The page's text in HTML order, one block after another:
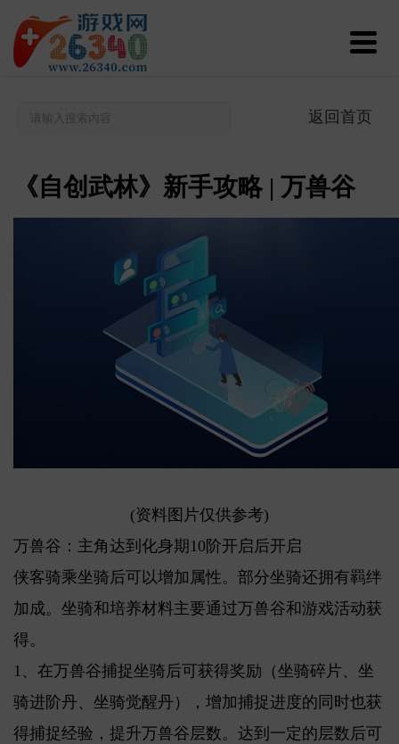
返回首页
《自创武林》新手攻略 | 万兽谷
(资料图片仅供参考)
万兽谷：主角达到化身期10阶开启后开启
侠客骑乘坐骑后可以增加属性。部分坐骑还拥有羁绊
加成。坐骑和培养材料主要通过万兽谷和游戏活动获
得。
1、在万兽谷捕捉坐骑后可获得奖励（坐骑碎片、坐
骑进阶丹、坐骑觉醒丹），增加捕捉进度的同时也获
得捕捉经验，提升万兽谷层数。达到一定的层数后可